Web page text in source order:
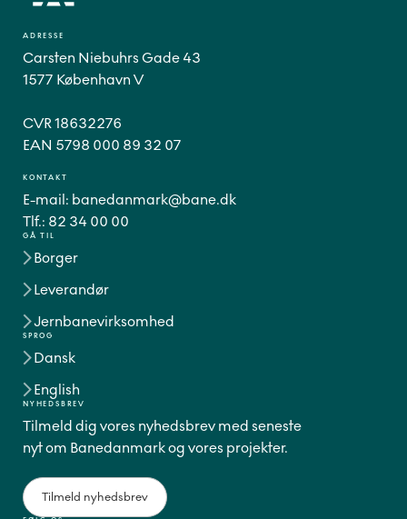
GÅ TIL
Borger
Leverandør
Jernbanevirksomhed
SPROG
Dansk
English
ADRESSE
Carsten Niebuhrs Gade 43
1577 København V
CVR 18632276
EAN 5798 000 89 32 07
KONTAKT
E-mail: banedanmark@bane.dk
Tlf.: 82 34 00 00
NYHEDSBREV
Tilmeld dig vores nyhedsbrev med seneste
nyt om Banedanmark og vores projekter.
Tilmeld nyhedsbrev